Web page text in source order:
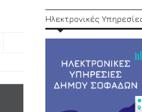
Ηλεκτρονικές